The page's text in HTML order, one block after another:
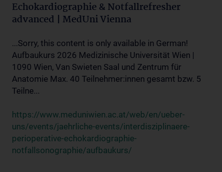
Echokardiographie & Notfallrefresher
advanced | MedUni Vienna
...Sorry, this content is only available in German!
Aufbaukurs 2026 Medizinische Universität Wien |
1090 Wien, Van Swieten Saal und Zentrum für
Anatomie Max. 40 Teilnehmer:innen gesamt bzw. 5
Teilne...
https://www.meduniwien.ac.at/web/en/ueber-
uns/events/jaehrliche-events/interdisziplinaere-
perioperative-echokardiographie-
notfallsonographie/aufbaukurs/